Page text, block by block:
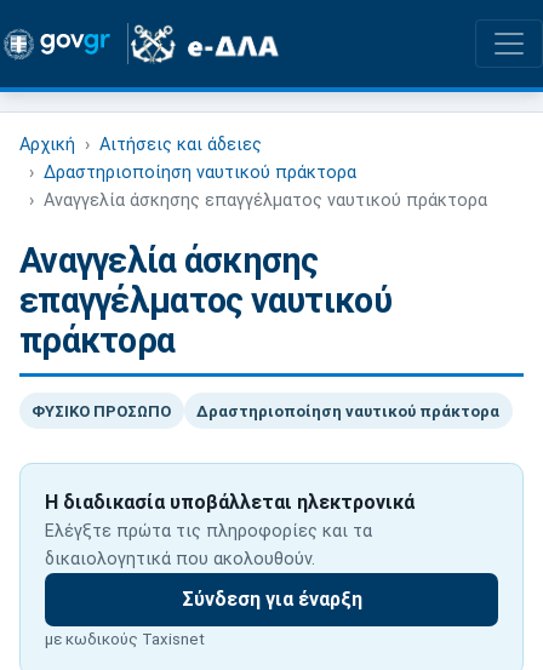
Αρχική
Αιτήσεις και άδειες
Δραστηριοποίηση ναυτικού πράκτορα
Αναγγελία άσκησης επαγγέλματος ναυτικού πράκτορα
Αναγγελία άσκησης
επαγγέλματος ναυτικού
πράκτορα
ΦΥΣΙΚΟ ΠΡΟΣΩΠΟ Δραστηριοποίηση ναυτικού πράκτορα
Η διαδικασία υποβάλλεται ηλεκτρονικά
Ελέγξτε πρώτα τις πληροφορίες και τα
δικαιολογητικά που ακολουθούν.
Σύνδεση για έναρξη
με κωδικούς Taxisnet